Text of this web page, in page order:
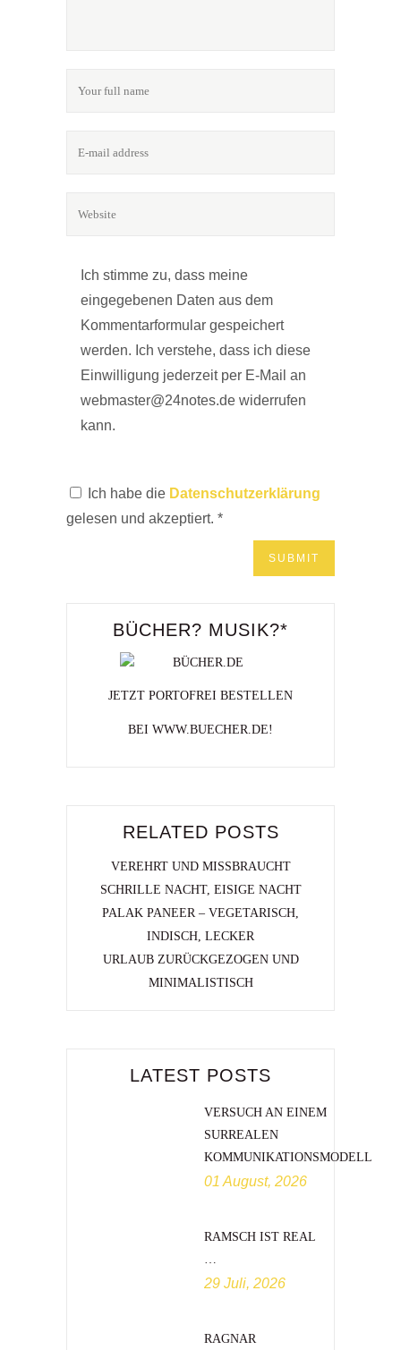
Ich stimme zu, dass meine
eingegebenen Daten aus dem
Kommentarformular gespeichert
werden. Ich verstehe, dass ich diese
Einwilligung jederzeit per E-Mail an
webmaster@24notes.de widerrufen
kann.
Ich habe die Datenschutzerklärung
gelesen und akzeptiert. *
BÜCHER? MUSIK?*
JETZT PORTOFREI BESTELLEN
BEI WWW.BUECHER.DE!
RELATED POSTS
VEREHRT UND MISSBRAUCHT
SCHRILLE NACHT, EISIGE NACHT
PALAK PANEER – VEGETARISCH,
INDISCH, LECKER
URLAUB ZURÜCKGEZOGEN UND
MINIMALISTISCH
LATEST POSTS
VERSUCH AN EINEM
SURREALEN
KOMMUNIKATIONSMODELL
01 August, 2026
RAMSCH IST REAL
…
29 Juli, 2026
RAGNAR